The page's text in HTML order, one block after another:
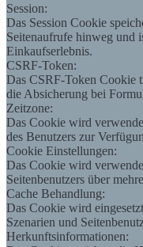
Session:
Das Session Cookie
Seitenaufrufe hinweg und
Einkaufserlebnis.
CSRF-Token:
Das CSRF-Token Cookie
die Absicherung bei
Zeitzone:
Das Cookie wird
des Benutzers zur
Cookie Einstellungen:
Das Cookie wird
Seitenbenutzers über
Cache Behandlung:
Das Cookie wird
Szenarien und
Herkunftsinformationen: